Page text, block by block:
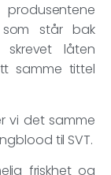
som står bak
låten
samme tittel
vi det samme
til SVT.
friskhet og